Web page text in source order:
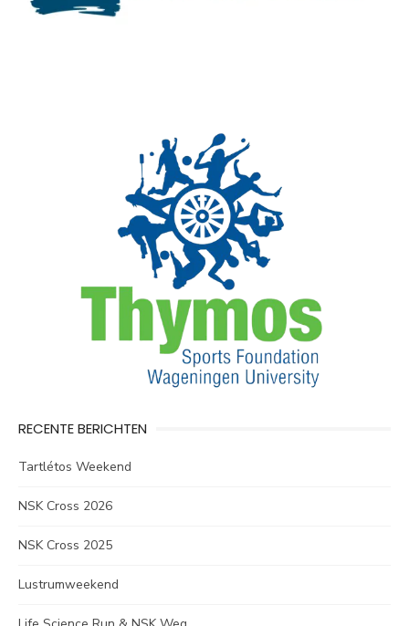
RECENTE BERICHTEN
Tartlétos Weekend
NSK Cross 2026
NSK Cross 2025
Lustrumweekend